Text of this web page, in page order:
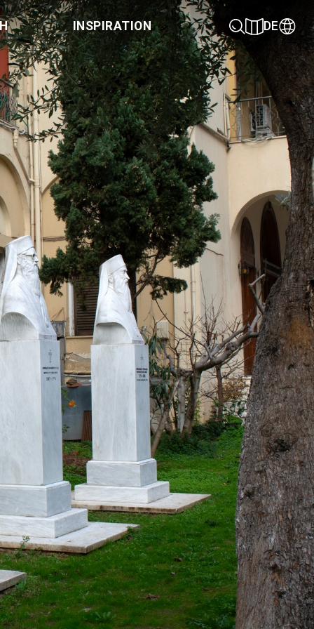
INSPIRATION DE